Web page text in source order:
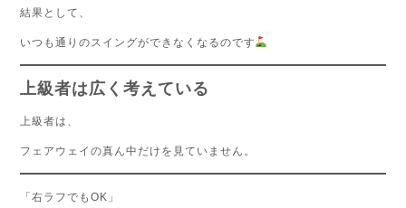
結果として、
いつも通りのスイングができなくなるのです
上級者は広く考えている
上級者は、
フェアウェイの真ん中だけを見ていません。
「右ラフでもOK」